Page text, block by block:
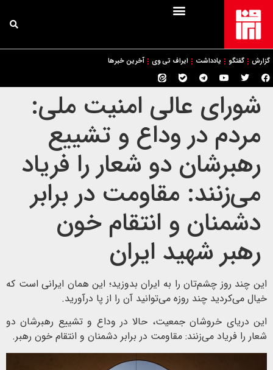
گزارش گفتگو یادداشت ایراف تی وی آخرین خبرها
شورای عالی امنیت ملی:
مردم در وداع و تشییع
رهبرشان دو شعار را فریاد
می‌زنند: مقاومت در برابر
دشمنان و انتقام خون
رهبر شهید ایران
این چند روز چشم‌تان را به ایران بدوزید؛ این همان ایرانی است که
خیال می‌کردید چند روزه می‌توانید آن‌ را از پا درآورید.
این دریای خروشان جمعیت، حالا در وداع و تشییع رهبرشان دو
شعار را فریاد می‌زنند: مقاومت در برابر دشمنان و انتقام خون رهبر.